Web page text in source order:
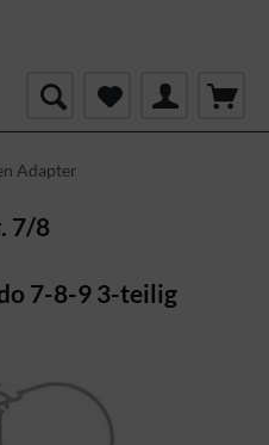
Adapter
7/8
7-8-9 3-teilig